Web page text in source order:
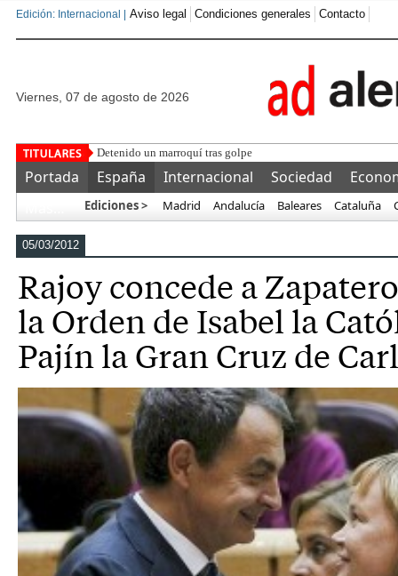
Edición: Internacional | Aviso legal Condiciones generales Contacto
viernes, 07 de agosto de 2026
Detenido un marroquí tras golpear, secuestrar en un coche y q
Portada España Internacional Sociedad
Ediciones > Madrid Andalucía Baleares Cataluña
05/03/2012
Rajoy concede a
la Orden de Isabel la
Pajín la Gran Cruz de